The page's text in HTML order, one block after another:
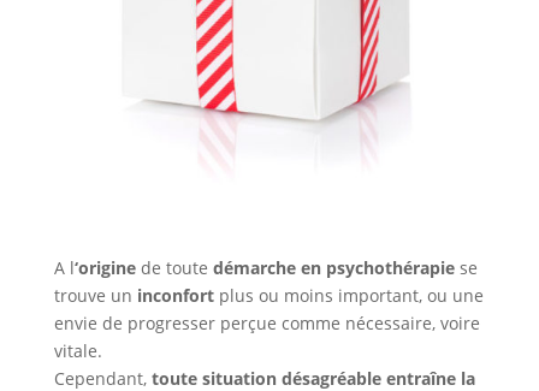
A l‘originede toute démarche en psychothérapiese
trouve un inconfortplus ou moins important, ou une
envie de progresser perçue comme nécessaire, voire
vitale.
Cependant, toute situation désagréable entraîne la